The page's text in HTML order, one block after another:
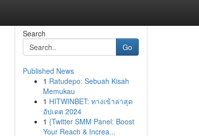
Search
Go
Published News
1 Ratudepo: Sebuah Kisah
Memukau
1 HITWINBET: ทางเข้าล่าสุด
อัปเดต 2024
1 {Twitter SMM Panel: Boost
Your Reach & Increa...